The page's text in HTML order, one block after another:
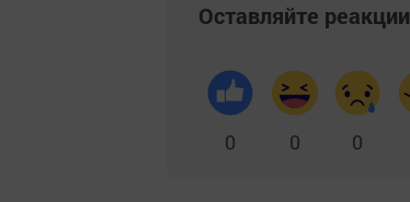
Оставляйте реакции
0 0 0